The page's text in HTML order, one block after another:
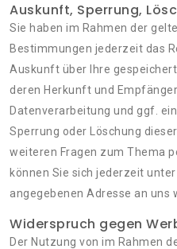
Auskunft, Sperrung,
Sie haben im Rahmen der
Bestimmungen jederzeit das
Auskunft über Ihre
deren Herkunft und
Datenverarbeitung und ggf.
Sperrung oder Löschung
weiteren Fragen zum Thema
können Sie sich jederzeit
angegebenen Adresse an uns
Widerspruch gegen
Der Nutzung von im Rahmen